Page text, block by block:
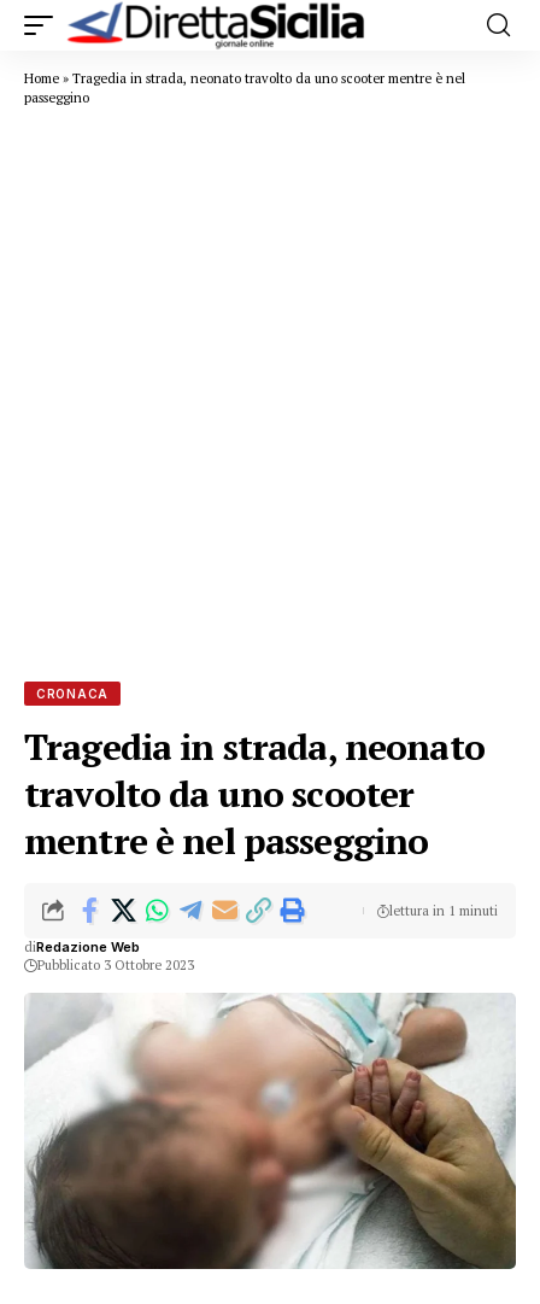
Home » Tragedia in strada, neonato travolto da uno scooter mentre è nel
passeggino
CRONACA
Tragedia in strada, neonato
travolto da uno scooter
mentre è nel passeggino
diRedazione Web
Pubblicato 3 Ottobre 2023
lettura in 1 minuti